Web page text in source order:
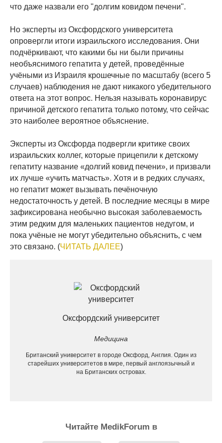
что даже назвали его "долгим ковидом печени".
Но эксперты из Оксфордского университета
опровергли итоги израильского исследования. Они
подчёркивают, что какими бы ни были причины
необъяснимого гепатита у детей, проведённые
учёными из Израиля крошечные по масштабу (всего 5
случаев) наблюдения не дают никакого убедительного
ответа на этот вопрос. Нельзя называть коронавирус
причиной детского гепатита только потому, что сейчас
это наиболее вероятное объяснение.
Эксперты из Оксфорда подвергли критике своих
израильских коллег, которые прицепили к детскому
гепатиту название «долгий ковид печени», и призвали
их лучше «учить матчасть». Хотя и в редких случаях,
но гепатит может вызывать печёночную
недостаточность у детей. В последние месяцы в мире
зафиксирована необычно высокая заболеваемость
этим редким для маленьких пациентов недугом, и
пока учёные не могут убедительно объяснить, с чем
это связано. (ЧИТАТЬ ДАЛЕЕ)
Оксфордский университет
Медицина
Британский университет в городе Оксфорд, Англия. Один из
старейших университетов в мире, первый англоязычный и
на Британских островах.
Читайте MedikForum в